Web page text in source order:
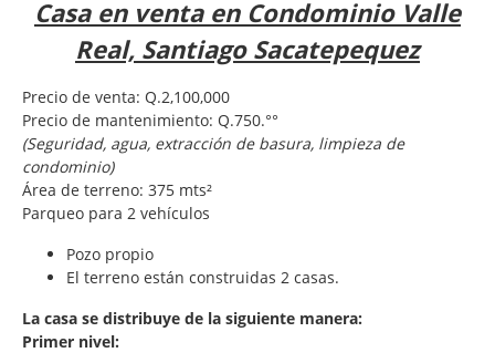
Casa en venta en Condominio Valle
Real, Santiago Sacatepequez
Precio de venta: Q.2,100,000
Precio de mantenimiento: Q.750.°°
(Seguridad, agua, extracción de basura, limpieza de
condominio)
Área de terreno: 375 mts²
Parqueo para 2 vehículos
Pozo propio
El terreno están construidas 2 casas.
La casa se distribuye de la siguiente manera:
Primer nivel: